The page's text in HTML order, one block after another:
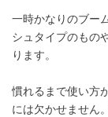
一時かなりのブー
シュタイプのもの
ります。
慣れるまで使い方
には欠かせません